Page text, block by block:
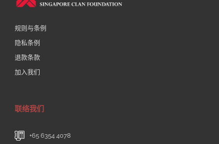
规则与条例
隐私条例
退款条款
加入我们
联络我们
+65 6354 4078